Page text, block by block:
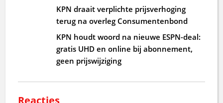
KPN draait verplichte prijsverhoging
terug na overleg Consumentenbond
KPN houdt woord na nieuwe ESPN-deal:
gratis UHD en online bij abonnement,
geen prijswijziging
Reacties